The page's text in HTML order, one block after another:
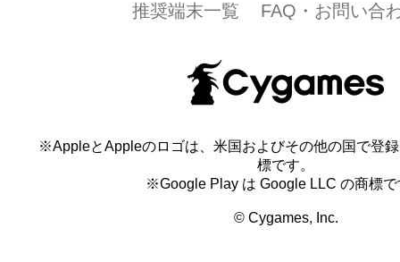
推奨端末一覧
FAQ・お問い合
※AppleとAppleのロゴは、米国およびその他の国で登
標です。
※Google Play は Google LLC の商標で
© Cygames, Inc.